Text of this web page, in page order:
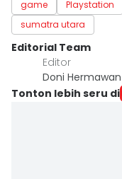
game Playstation
sumatra utara
Editorial Team
Editor
Doni Hermawan
Tonton lebih seru di